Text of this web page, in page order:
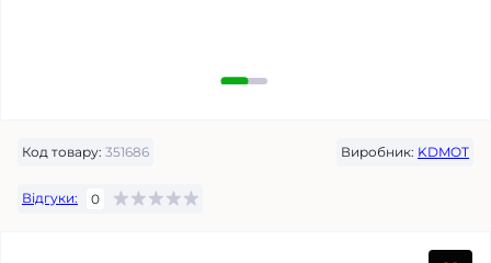
Код товару: 351686 Виробник: KDMOT
Відгуки: 0